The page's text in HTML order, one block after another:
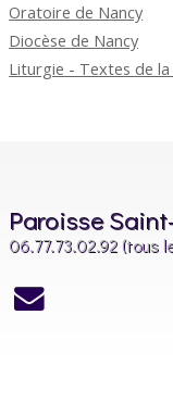
Oratoire de Nancy
Diocèse de Nancy
Liturgie - Textes de
Paroisse
06.77.73.02.92 (tous